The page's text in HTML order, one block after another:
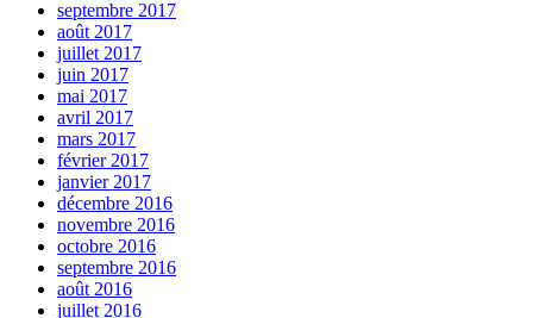
septembre 2017
août 2017
juillet 2017
juin 2017
mai 2017
avril 2017
mars 2017
février 2017
janvier 2017
décembre 2016
novembre 2016
octobre 2016
septembre 2016
août 2016
juillet 2016